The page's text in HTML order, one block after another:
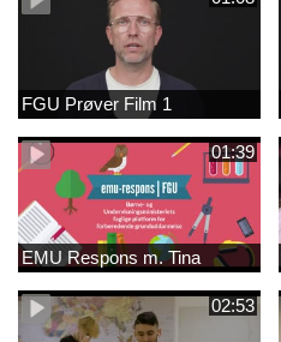
FGU Prøver Film 1
01:39
EMU Respons m. Tina
02:53